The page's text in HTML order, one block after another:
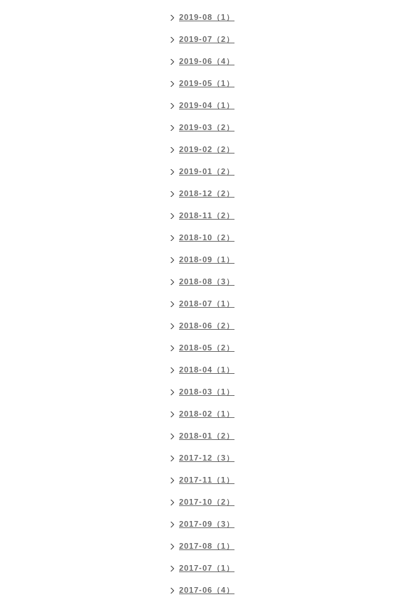
2019-08（1）
2019-07（2）
2019-06（4）
2019-05（1）
2019-04（1）
2019-03（2）
2019-02（2）
2019-01（2）
2018-12（2）
2018-11（2）
2018-10（2）
2018-09（1）
2018-08（3）
2018-07（1）
2018-06（2）
2018-05（2）
2018-04（1）
2018-03（1）
2018-02（1）
2018-01（2）
2017-12（3）
2017-11（1）
2017-10（2）
2017-09（3）
2017-08（1）
2017-07（1）
2017-06（4）